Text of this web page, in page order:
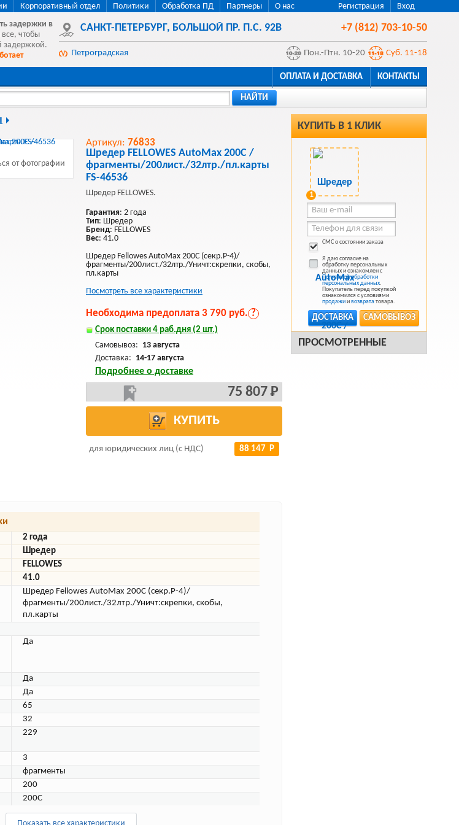
Регистрация Вход
Корпоративный отдел Политики Обработка ПД Партнеры
О нас
задержки в
чтобы
задержкой.
САНКТ-ПЕТЕРБУРГ, БОЛЬШОЙ ПР. П.С. 92В +7 (812) 703-10-50
Петроградская Пон.-Птн. 10-20 Суб. 11-18
ОПЛАТА И ДОСТАВКА КОНТАКТЫ
НАЙТИ
КУПИТЬ В 1 КЛИК
1
СМС о состоянии заказа
Я даю согласие на
обработку персональных
данных и ознакомлен с
Политикой обработки
персональных данных.
Покупатель перед покупкой
ознакомился с условиями
продажиивозврататовара.
САМОВЫВОЗ
ДОСТАВКА
ПРОСМОТРЕННЫЕ
от фотографии
Артикул: 76833
Шредер FELLOWES AutoMax 200C /
фрагменты/200лист./32лтр./пл.карты
FS-46536
Шредер FELLOWES.
Гарантия: 2 года
Тип: Шредер
Бренд: FELLOWES
Вес: 41.0
Шредер Fellowes AutoMax 200C (секр.P-4)/
фрагменты/200лист./32лтр./Уничт:скрепки, скобы,
пл.карты
Посмотреть все характеристики
Необходима предоплата 3 790 руб. ?
Срок поставки 4 раб.дня (2 шт.)
Самовывоз: 13 августа
Доставка: 14-17 августа
Подробнее о доставке
75 807 Р
КУПИТЬ
для юридических лиц (с НДС) 88 147 Р
2 года
Шредер
FELLOWES
41.0
Шредер Fellowes AutoMax 200C (секр.P-4)/
фрагменты/200лист./32лтр./Уничт:скрепки, скобы,
пл.карты
Да
Да
Да
65
32
229
3
фрагменты
200
200C